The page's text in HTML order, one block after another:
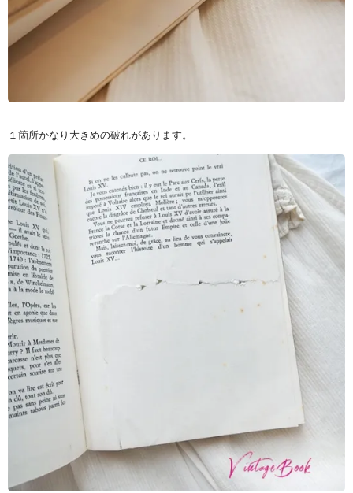
１箇所かなり大きめの破れがあります。